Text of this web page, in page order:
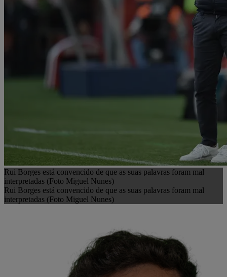
Rui Borges está convencido de que as suas palavras foram mal
interpretadas (Foto Miguel Nunes)
Rui Borges está convencido de que as suas palavras foram mal
interpretadas (Foto Miguel Nunes)